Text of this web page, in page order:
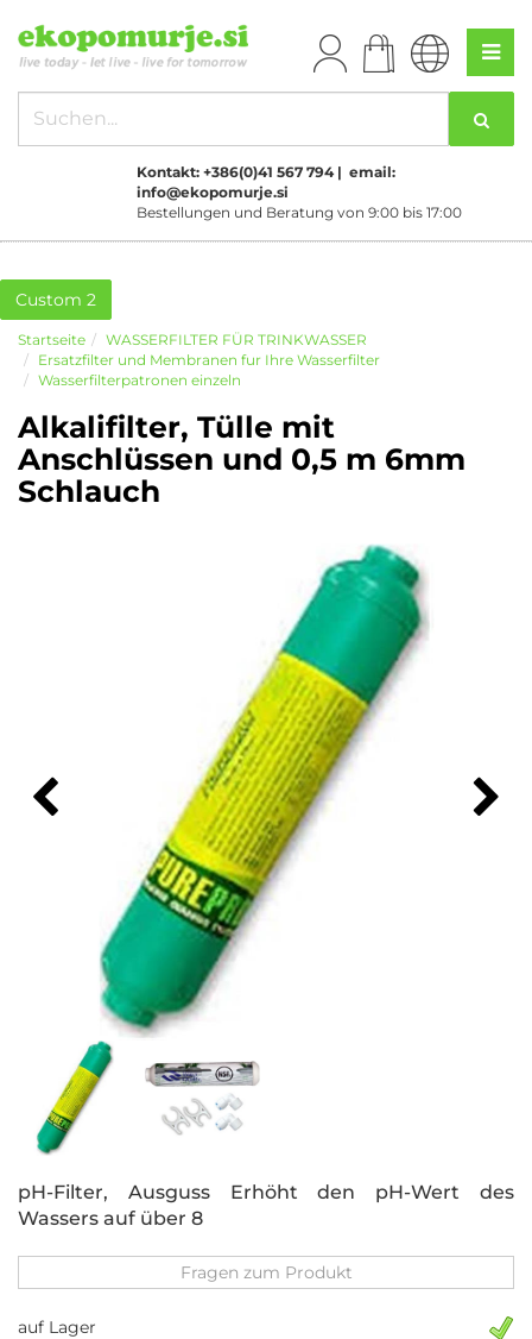
Kontakt: +386(0)41 567 794 | email:
info@ekopomurje.si
Bestellungen und Beratung von 9:00 bis 17:00
Custom 2
Startseite
WASSERFILTER FÜR TRINKWASSER
Ersatzfilter und Membranen fur Ihre Wasserfilter
Wasserfilterpatronen einzeln
Alkalifilter, Tülle mit
Anschlüssen und 0,5 m 6mm
Schlauch
pH-Filter, Ausguss Erhöht den pH-Wert des
Wassers auf über 8
Fragen zum Produkt
auf Lager